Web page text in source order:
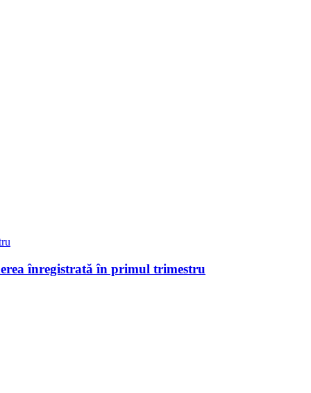
înregistrată în primul trimestru